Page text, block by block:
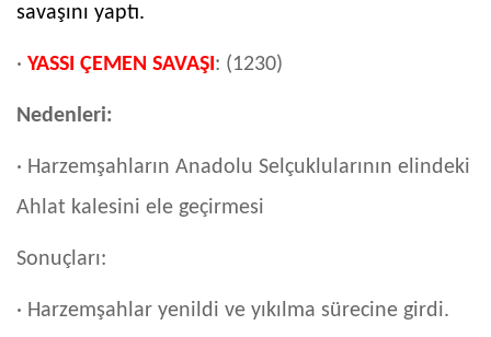
savaşını yaptı.
· YASSI ÇEMEN SAVAŞI : (1230)
Nedenleri:
· Harzemşahların Anadolu Selçuklularının elindeki
Ahlat kalesini ele geçirmesi
Sonuçları:
· Harzemşahlar yenildi ve yıkılma sürecine girdi.